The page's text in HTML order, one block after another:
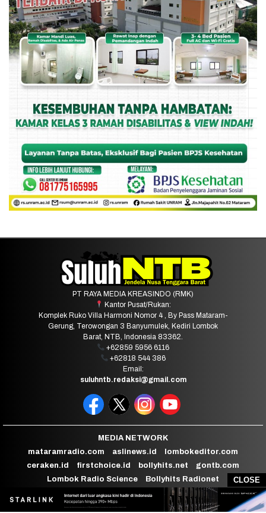
CLOSE
PT RAYA MEDIA KREASINDO (RMK)
Kantor Pusat/Rukan:
Komplek Ruko Villa Harmoni Nomor 4 , By Pass Mataram-
Gerung, Terowongan 3 Banyumulek, Kediri Lombok
Barat, NTB, Indonesia 83362.
+62859 5956 6116
+62818 544 386
Email:
suluhntb.redaksi@gmail.com
MEDIA NETWORK
mataramradio.com
aslinews.id
lombokeditor.com
ceraken.id
firstchoice.id bollyhits.net
gontb.com
Lombok Radio Science
Bollyhits Radionet
Mataram Radio City
channelntb panainews